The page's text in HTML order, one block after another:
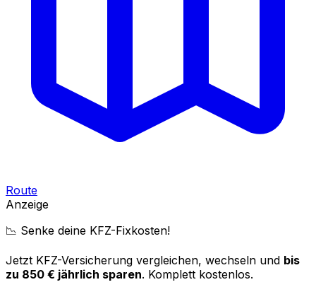
Route
Anzeige
📉 Senke deine KFZ-Fixkosten!
Jetzt KFZ-Versicherung vergleichen, wechseln und bis
zu 850 € jährlich sparen. Komplett kostenlos.